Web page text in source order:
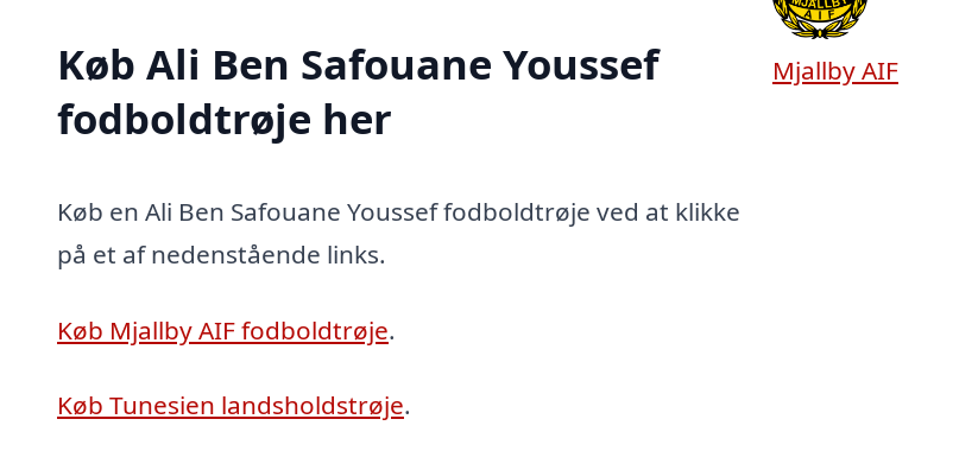
Køb Ali Ben Safouane Youssef
fodboldtrøje her
Køb en Ali Ben Safouane Youssef fodboldtrøje ved at klikke
på et af nedenstående links.
Køb Mjallby AIF fodboldtrøje.
Køb Tunesien landsholdstrøje.
Mjallby AIF